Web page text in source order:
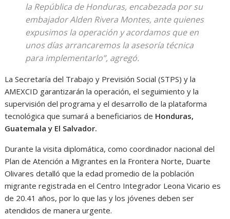
la República de Honduras, encabezada por su
embajador Alden Rivera Montes, ante quienes
expusimos la operación y acordamos que en
unos días arrancaremos la asesoría técnica
para implementarlo”, agregó.
La Secretaría del Trabajo y Previsión Social (STPS) y la
AMEXCID garantizarán la operación, el seguimiento y la
supervisión del programa y el desarrollo de la plataforma
tecnológica que sumará a beneficiarios de Honduras,
Guatemala y El Salvador.
Durante la visita diplomática, como coordinador nacional del
Plan de Atención a Migrantes en la Frontera Norte, Duarte
Olivares detalló que la edad promedio de la población
migrante registrada en el Centro Integrador Leona Vicario es
de 20.41 años, por lo que las y los jóvenes deben ser
atendidos de manera urgente.